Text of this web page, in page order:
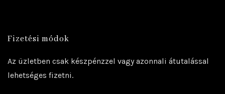
Fizetési módok
Az üzletben csak készpénzzel vagy azonnali átutalással
lehetséges fizetni.